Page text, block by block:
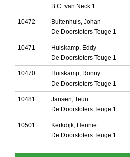
B.C. van Neck 1
10472
Buitenhuis, Johan
De Doorstoters Teuge 1
10471
Huiskamp, Eddy
De Doorstoters Teuge 1
10470
Huiskamp, Ronny
De Doorstoters Teuge 1
10481
Jansen, Teun
De Doorstoters Teuge 1
10501
Kerkdijk, Hennie
De Doorstoters Teuge 1